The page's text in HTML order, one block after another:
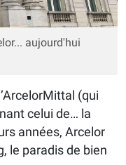
aujourd'hui
(qui
celui de… la
années, Arcelor
le paradis de bien